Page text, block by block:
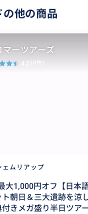
の他の商品
ェムリアップ
大1,000円オフ【日本
ト朝日＆三大遺跡を涼
きメガ盛り半日ツア
マーツアーズ
4.2 (8件)